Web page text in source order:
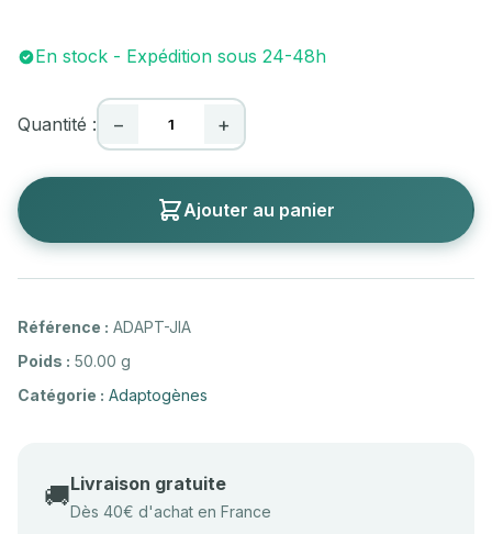
En stock - Expédition sous 24-48h
Quantité : − +
Ajouter au panier
Référence : ADAPT-JIA
Poids : 50.00 g
Catégorie : Adaptogènes
🚚Livraison gratuite
Dès 40€ d'achat en France